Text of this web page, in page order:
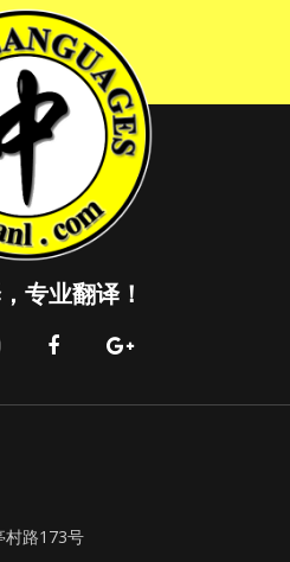
专业翻译！
村路173号